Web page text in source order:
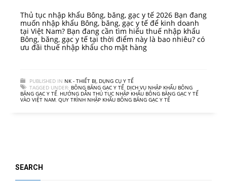
Thủ tục nhập khẩu Bông, băng, gạc y tế 2026 Bạn đang
muốn nhập khẩu Bông, băng, gạc y tế để kinh doanh
tại Việt Nam? Bạn đang cần tìm hiểu thuế nhập khẩu
Bông, băng, gạc y tế tại thời điểm này là bao nhiêu? có
ưu đãi thuế nhập khẩu cho mặt hàng
PUBLISHED IN NK - THIẾT BỊ, DỤNG CỤ Y TẾ
TAGGED UNDER: BÔNG BĂNG GẠC Y TẾ, DỊCH VỤ NHẬP KHẨU BÔNG
BĂNG GẠC Y TẾ, HƯỚNG DẪN THỦ TỤC NHẬP KHẨU BÔNG BĂNG GẠC Y TẾ
VÀO VIỆT NAM, QUY TRÌNH NHẬP KHẨU BÔNG BĂNG GẠC Y TẾ
SEARCH